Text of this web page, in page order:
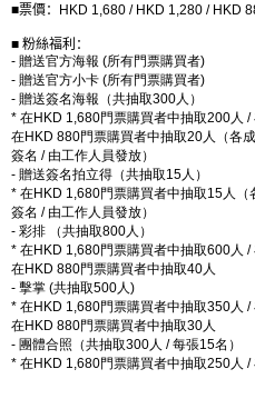
■票價： HKD 1,680 / HKD 1,280 / HKD
■ 粉絲福利：
- 贈送官方海報 (所有門票購買者)
- 贈送官方小卡 (所有門票購買者)
- 贈送簽名海報（共抽取300人）
* 在HKD 1,680門票購買者中抽取200人 /
在HKD 880門票購買者中抽取20人（各
簽名 / 由工作人員發放）
- 贈送簽名拍立得（共抽取15人）
* 在HKD 1,680門票購買者中抽取15人（
簽名 / 由工作人員發放）
- 彩排 （共抽取800人）
* 在HKD 1,680門票購買者中抽取600人 /
在HKD 880門票購買者中抽取40人
- 擊掌 (共抽取500人)
* 在HKD 1,680門票購買者中抽取350人 /
在HKD 880門票購買者中抽取30人
- 團體合照（共抽取300人 /每張15名）
* 在HKD 1,680門票購買者中抽取250人 /